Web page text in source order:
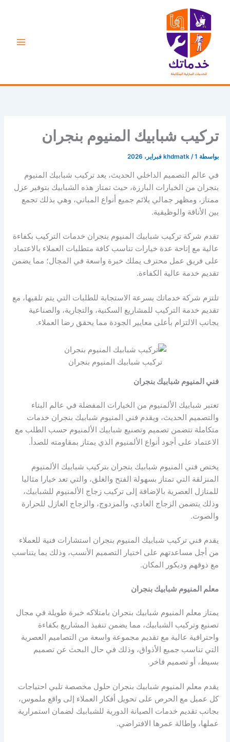
المحتوى
تركيب شبابيك المنيوم بنجران
بواسطة khdmatk /1 فبراير، 2026
في عالم التصميم الداخلي الحديث، يعد تركيب شبابيك المنيوم
بنجران من الخيارات البارزة، حيث تمتاز هذه الشبابيك بتوفير عزل
ممتاز، ومظهر جمالي يلائم جميع أنواع المباني، وهي بذلك تجمع
بين الأناقة والوظيفية.
تقدم شركة تركيب شبابيك المنيوم بنجران خدمات التركيب بكفاءة
عالية مع إتاحة عدة خيارات تناسب كافة متطلبات العملاء بالاعتماد
على فريق عمل محترف يملك خبرة واسعة في المجال؛ مما يضمن
تقديم خدمة عالية الكفاءة.
تلتزم شركة خدماتك بسرعة الاستجابة للطلبات التي يتم تلقيها، مع
تقديم خدمة التركيب للمشاريع السكنية، والتجارية، والصناعية
بجانب الالتزام بأعلى معايير الجودة مما يحقق رضا العملاء.
تركيب شبابيك المنيوم بنجران
فني المنيوم شبابيك بنجران
تعتبر شبابيك الألمنيوم من الخيارات المفضلة في عالم البناء
والتصميم الحديث، ويقدم فني المنيوم شبابيك بنجران خدمات
متكاملة تتضمن تصميم وتصنيع شبابيك الألمنيوم حسب الطلب مع
الاعتماد على أجود أنواع الألمنيوم الذي يمتاز بمقاومته للصدأ.
يختص فني المنيوم شبابيك بنجران بتركيب شبابيك الألمنيوم
المنزلقة التي تمتاز بسهولة الفتح والغلق، والتي تعد خيارا مثاليا
للمنازل العصرية بالإضافة إلى تركيب زجاج الألمنيوم للشبابيك،
وذلك يتضمن الزجاج العادي، والمزدوج، والزجاج العازل للحرارة
والصوت.
يقدم فني تركيب شبابيك المنيوم بنجران استشارات فنية للعملاء
من أجل مساعدتهم على اختيار التصميم الأنسب، وذلك بما يتناسب
مع ذوقهم وديكور المكان.
معلم المنيوم شبابيك بنجران
يمتاز معلم المنيوم شبابيك بنجران بامتلاكه خبرة طويلة في مجال
تصنيع وتركيب الشبابيك، مما يضمن تنفيذ المشاريع بكفاءة
واحترافية عالية مع تقديم مجموعة واسعة من التصاميم العصرية
التي تناسب جميع الأذواق، وذلك في حال البحث عن تصميم
بسيط، أو تصميم فاخر.
يقدم معلم المنيوم شبابيك بنجران حلول مخصصة تلبي احتياجات
كل عميل مع الحرص على تحويل أفكار العملاء إلى واقع ملموس،
بجانب تقديم خدمات الصيانة الدورية للشبابيك لضمان استمرارية
عملها، وإطالة عمرها الافتراضي.